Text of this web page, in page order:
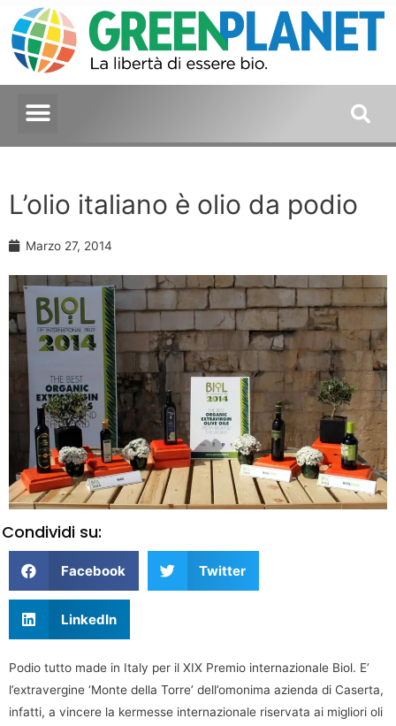
L’olio italiano è olio da podio
Marzo 27, 2014
Condividi su:
Facebook Twitter
LinkedIn
Podio tutto made in Italy per il XIX Premio internazionale Biol. E’
l’extravergine ‘Monte della Torre’ dell’omonima azienda di Caserta,
infatti, a vincere la kermesse internazionale riservata ai migliori oli